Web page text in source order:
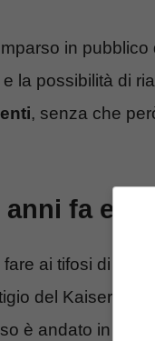
in
la possibilità di
, senza che
anni fa
ai tifosi di
del Kaiser,
è andato in